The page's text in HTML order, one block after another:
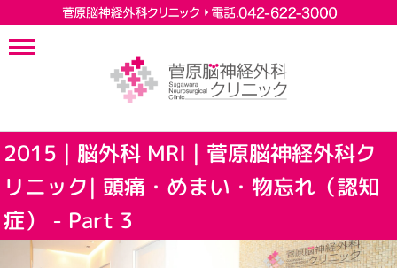
2015 | 脳外科 MRI | 菅原脳神経外科ク
リニック| 頭痛・めまい・物忘れ（認知
症） - Part 3